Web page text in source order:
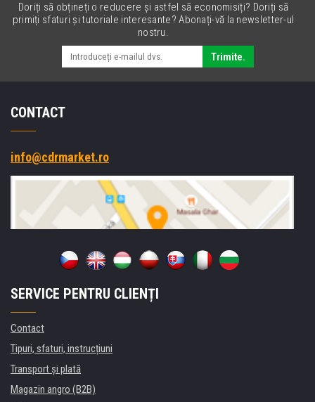
Doriți să obțineți o reducere și astfel să economisiți? Doriți să
primiți sfaturi și tutoriale interesante? Abonați-vă la newsletter-ul
nostru.
Trimite.
CONTACT
info@cdrmarket.ro
SERVICE PENTRU CLIENȚI
Contact
Tipuri, sfaturi, instrucțiuni
Transport şi plată
Magazin angro (B2B)